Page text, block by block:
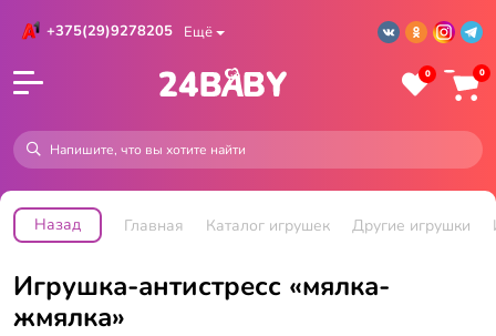
+375(29)9278205 Ещё
0 0
Назад Главная Каталог игрушек Другие игрушки
Игрушка-антистресс «мялка-
жмялка»